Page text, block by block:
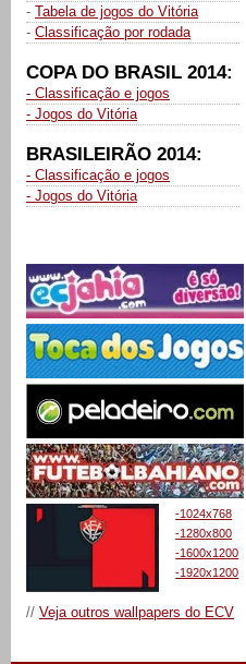
- Tabela de jogos do Vitória
- Classificação por rodada
COPA DO BRASIL 2014:
- Classificação e jogos
- Jogos do Vitória
BRASILEIRÃO 2014:
- Classificação e jogos
- Jogos do Vitória
-1024x768
-1280x800
-1600x1200
-1920x1200
// Veja outros wallpapers do ECV